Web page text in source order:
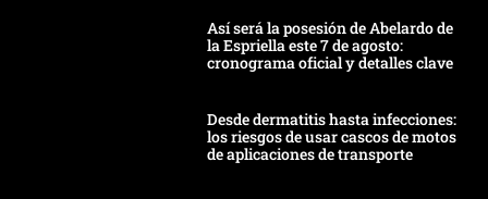
Así será la posesión de Abelardo de
la Espriella este 7 de agosto:
cronograma oficial y detalles clave
Desde dermatitis hasta infecciones:
los riesgos de usar cascos de motos
de aplicaciones de transporte